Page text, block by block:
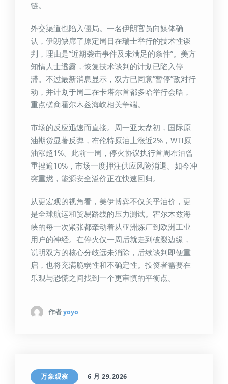
链。
外交渠道也陷入僵局。一名伊朗官员向媒体确
认，伊朗缺席了原定周日在瑞士举行的技术性谈
判，理由是”近期袭击事件及未满足的条件”。美方
知情人士透露，恢复技术谈判的计划已陷入停
滞。不过最新消息显示，双方已同意”暂停”敌对行
动，并计划于周二在卡塔尔首都多哈举行会晤，
重点磋商霍尔木兹海峡相关争端。
市场的反应迅速而直接。周一亚太盘初，国际原
油期货显著反弹，布伦特原油上涨近2%，WTI原
油涨超1%。此前一周，停火协议执行首周布油曾
重挫逾10%，市场一度押注供应风险消退。如今冲
突重燃，能源安全溢价正在快速回归。
从更宏观的视角看，美伊博弈不仅关乎油价，更
是全球航运和贸易路线的压力测试。霍尔木兹海
峡的每一次紧张都牵动着从亚洲炼厂到欧洲工业
用户的神经。在停火仅一周后就走到破裂边缘，
说明双方的核心分歧远未消除，后续谈判即便重
启，也将充满脆弱性和不确定性。投资者需要在
乐观与恐慌之间找到一个更审慎的平衡点。
作者 yoyo
万象观察 6 月 29,2026